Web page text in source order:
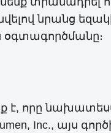
նրանց
է, որը
Inc., այս